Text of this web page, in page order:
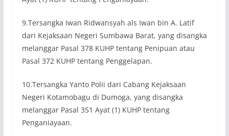
9.Tersangka Iwan Ridwansyah als Iwan bin A. Latif
dari Kejaksaan Negeri Sumbawa Barat, yang disangka
melanggar Pasal 378 KUHP tentang Penipuan atau
Pasal 372 KUHP tentang Penggelapan.
10.Tersangka Yanto Polii dari Cabang Kejaksaan
Negeri Kotamobagu di Dumoga, yang disangka
melanggar Pasal 351 Ayat (1) KUHP tentang
Penganiayaan.